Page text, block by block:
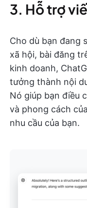
3. Hỗ trợ
Cho dù bạn đang
xã hội, bài đăng
kinh doanh,
tưởng thành nội
Nó giúp bạn điều
và phong cách
nhu cầu của bạn.